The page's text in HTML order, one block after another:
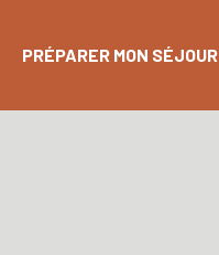
PRÉPARER MON SÉJOUR